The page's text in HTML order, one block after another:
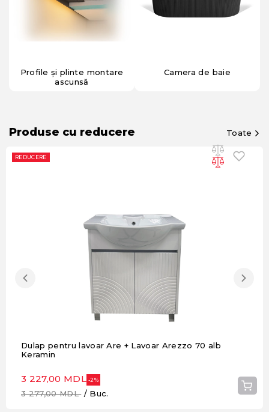
Profile și plinte montare
ascunsă
Camera de baie
Produse cu reducere Toate
REDUCERE
Dulap pentru lavoar Are + Lavoar Arezzo 70 alb
Keramin
3 227,00 MDL -2%
3 277,00 MDL/ Buc.